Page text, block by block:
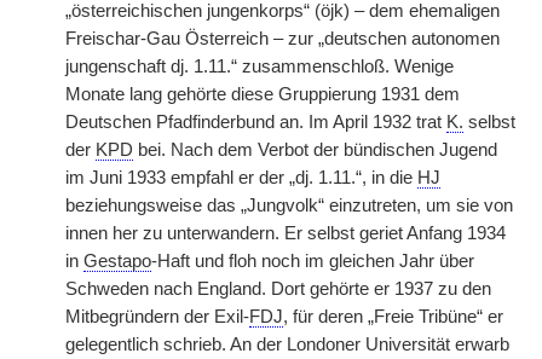
„österreichischen jungenkorps“ (öjk) – dem ehemaligen
Freischar-Gau Österreich – zur „deutschen autonomen
jungenschaft dj. 1.11.“ zusammenschloß. Wenige
Monate lang gehörte diese Gruppierung 1931 dem
Deutschen Pfadfinderbund an. Im April 1932 trat K. selbst
der KPD bei. Nach dem Verbot der bündischen Jugend
im Juni 1933 empfahl er der „dj. 1.11.“, in die HJ
beziehungsweise das „Jungvolk“ einzutreten, um sie von
innen her zu unterwandern. Er selbst geriet Anfang 1934
in Gestapo-Haft und floh noch im gleichen Jahr über
Schweden nach England. Dort gehörte er 1937 zu den
Mitbegründern der Exil-FDJ, für deren „Freie Tribüne“ er
gelegentlich schrieb. An der Londoner Universität erwarb